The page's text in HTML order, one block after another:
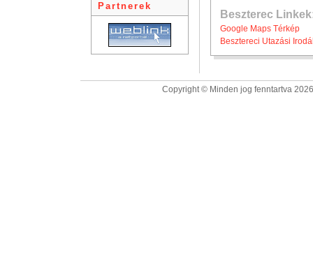
Partnerek
Beszterec
Google Maps Térkép
Besztereci Utazási
Copyright © Minden jog fenntartva